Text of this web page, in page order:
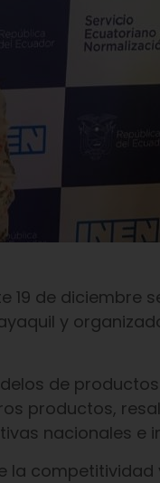
19 de diciembre
y
de
productos,
nacionales e
la